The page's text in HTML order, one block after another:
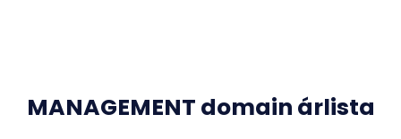
MANAGEMENT domain árlista